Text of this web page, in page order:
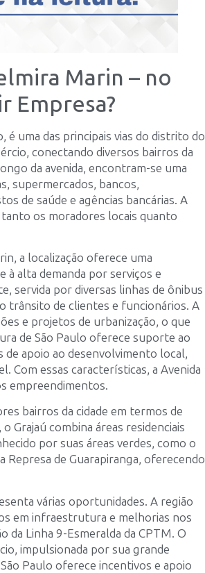
Marin – no
Empresa?
é uma das principais vias do distrito do
conectando diversos bairros da
da avenida, encontram-se uma
supermercados, bancos,
de saúde e agências bancárias. A
os moradores locais quanto
a localização oferece uma
alta demanda por serviços e
servida por diversas linhas de ônibus
trânsito de clientes e funcionários. A
e projetos de urbanização, o que
de São Paulo oferece suporte ao
apoio ao desenvolvimento local,
Com essas características, a Avenida
empreendimentos.
bairros da cidade em termos de
Grajaú combina áreas residenciais
por suas áreas verdes, como o
Represa de Guarapiranga, oferecendo
várias oportunidades. A região
em infraestrutura e melhorias nos
Linha 9-Esmeralda da CPTM. O
impulsionada por sua grande
Paulo oferece incentivos e apoio